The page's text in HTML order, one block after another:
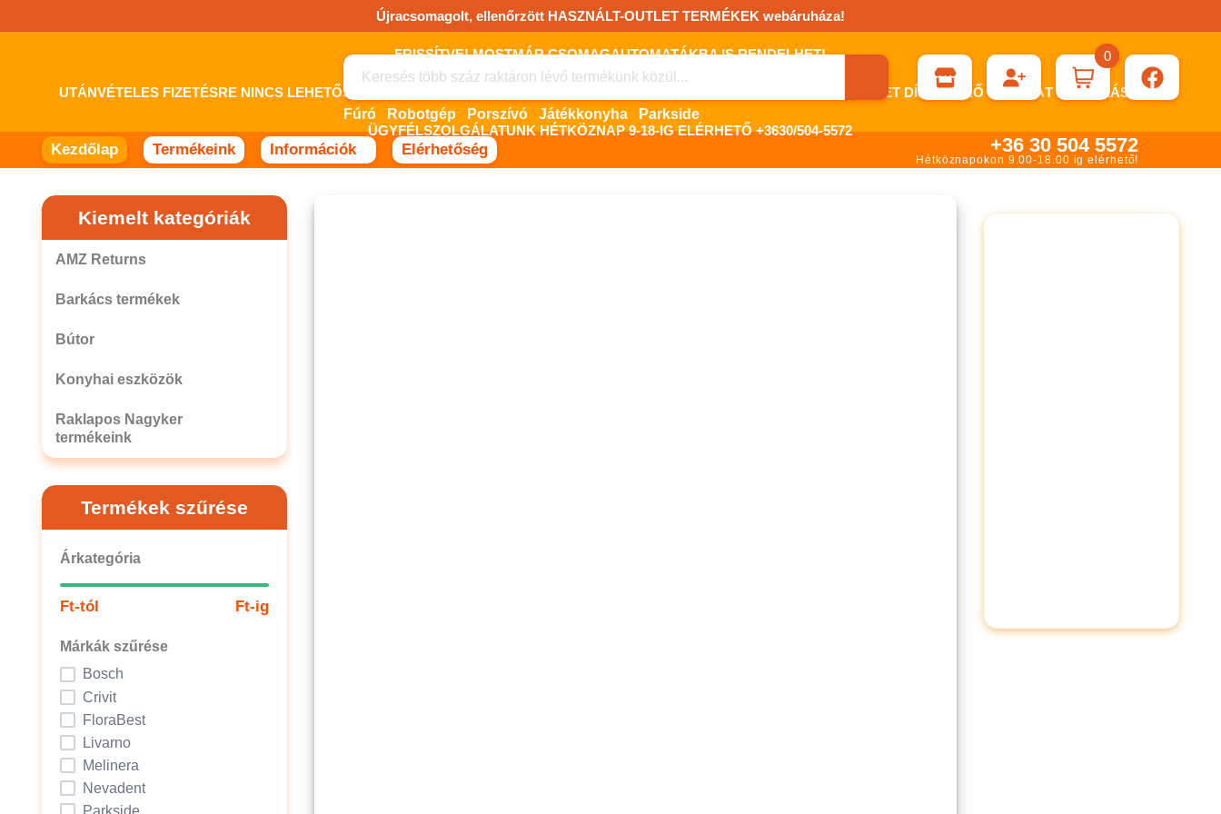
a
Újracsomagolt, ellenőrzött HASZNÁLT-OUTLET TERMÉKEK webáruháza!
FRISSÍTVE! MOSTMÁR CSOMAGAUTOMATÁKBA IS RENDELHET!
UTÁNVÉTELES FIZETÉSRE NINCS LEHETŐSÉG! FIZETNI ONLINE BANKKÁRTYÁVAL LEHETSÉGES, SZÜKSÉG ESETÉN KÉRHET DÍJBEKÉRŐ SZÁMLÁT ÁTUTALÁSHOZ.
ÜGYFÉLSZOLGÁLATUNK HÉTKÖZNAP 9-18-IG ELÉRHETŐ +3630/504-5572
Fúró Robotgép Porszívó Játékkonyha Parkside
0
Kezdőlap Termékeink Információk Elérhetőség +36 30 504 5572
Hétköznapokon 9.00-18.00 ig elérhető!
Kiemelt kategóriák
AMZ Returns
Barkács termékek
Bútor
Konyhai eszközök
Raklapos Nagyker
termékeink
Termékek szűrése
Árkategória
Ft-tól Ft-ig
Márkák szűrése
Bosch
Crivit
FloraBest
Livarno
Melinera
Nevadent